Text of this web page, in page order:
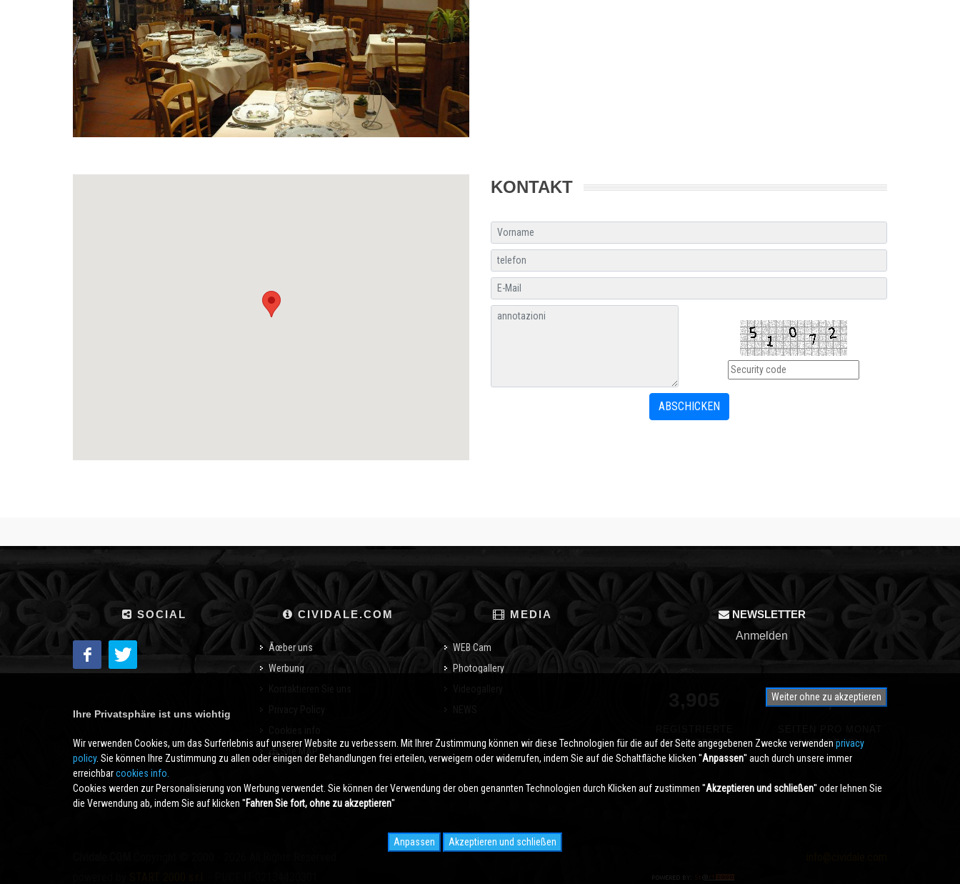
KONTAKT
SOCIAL CIVIDALE.COM
Ãœber uns
Werbung
MEDIA
WEB Cam
Photogallery
NEWSLETTER
Anmelden
BENUTZER
350,000
ANGESEHEN
Weiter ohne zu akzeptieren
Ihre Privatsphäre ist uns wichtig
Wir verwenden Cookies, um das Surferlebnis auf unserer Website zu verbessern. Mit Ihrer Zustimmung können wir diese Technologien für die auf der Seite angegebenen Zwecke verwenden privacy
policy. Sie können Ihre Zustimmung zu allen oder einigen der Behandlungen frei erteilen, verweigern oder widerrufen, indem Sie auf die Schaltfläche klicken ''Anpassen'' auch durch unsere immer
erreichbarcookies info.
Cookies werden zur Personalisierung von Werbung verwendet. Sie können der Verwendung der oben genannten Technologien durch Klicken auf zustimmen ''Akzeptieren und schließen'' oder lehnen Sie
die Verwendung ab, indem Sie auf klicken ''Fahren Sie fort, ohne zu akzeptieren''
Anpassen Akzeptieren und schließen